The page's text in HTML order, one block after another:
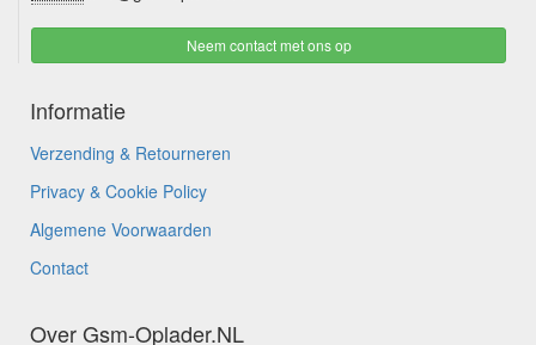
Neem contact met ons op
Informatie
Verzending & Retourneren
Privacy & Cookie Policy
Algemene Voorwaarden
Contact
Over Gsm-Oplader.NL